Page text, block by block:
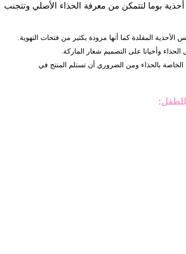
بوما لتتمكن من معرفة الحذاء الأصلي وتتجنب
المقلدة كما أنها مزودة بكثير من فتحات التهوية
وأحيانا على التصميم شعار الماركة
الخاصة بالحذاء ومن الضروري أن تستلم المنتج في
: